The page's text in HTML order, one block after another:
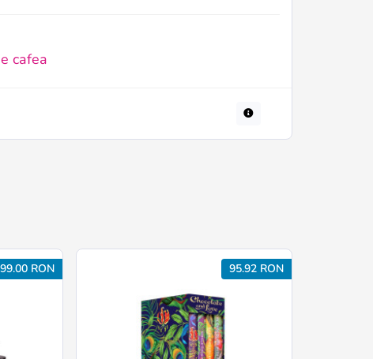
cafea
99.00 RON 95.92 RON